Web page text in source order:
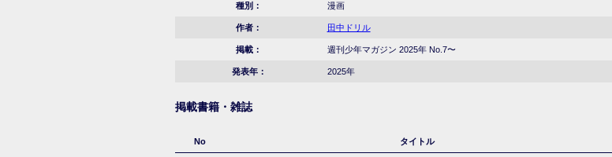
種別： 漫画
作者： 田中ドリル
掲載： 週刊少年マガジン 2025年 No.7〜
発表年： 2025年
掲載書籍・雑誌
No タイトル